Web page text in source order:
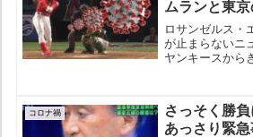
ムランと東
ロサンゼルス・
が止まらないニ
ヤンキースから
よいよ投手と
である前回２本
ース戦で、その
コロナ禍
さっそく勝
あっさり緊